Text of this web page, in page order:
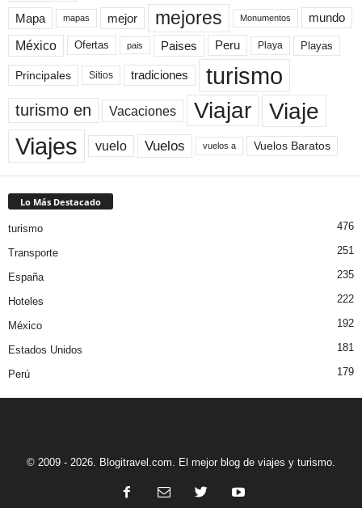
Mapa mapas mejor mejores Monumentos mundo
México Ofertas pais Paises Peru Playa Playas
Principales Sitios tradiciones turismo
turismo en Vacaciones Viajar Viaje
Viajes vuelo Vuelos vuelos a Vuelos Baratos
Lo Más Destacado
turismo 476
Transporte 251
España 235
Hoteles 222
México 192
Estados Unidos 181
Perú 179
© 2009 - 2026. Blogitravel.com. El mejor blog de viajes y turismo.